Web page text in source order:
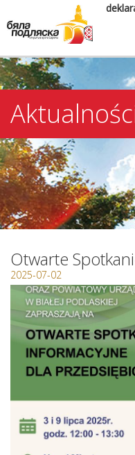
Otwarte
2025-07-02